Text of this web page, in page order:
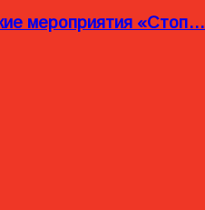
мероприятия «Стоп…